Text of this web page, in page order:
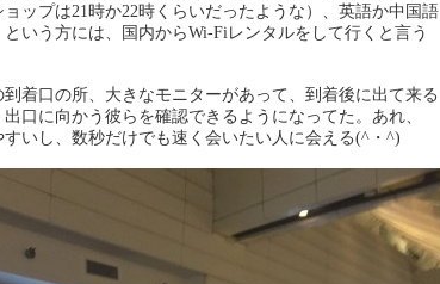
ップは21時か22時くらいだったような）、英語か中国語
いう方には、国内からWi-Fiレンタルをして行くと言う
着口の所、大きなモニターがあって、到着後に出て来る
口に向かう彼らを確認できるようになってた。あれ、
いし、数秒だけでも速く会いたい人に会える(^・^)